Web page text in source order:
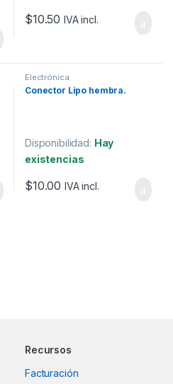
$10.50 IVA incl.
Electrónica
Conector Lipo hembra.
Disponibilidad: Hay
existencias
$10.00 IVA incl.
Recursos
Facturación